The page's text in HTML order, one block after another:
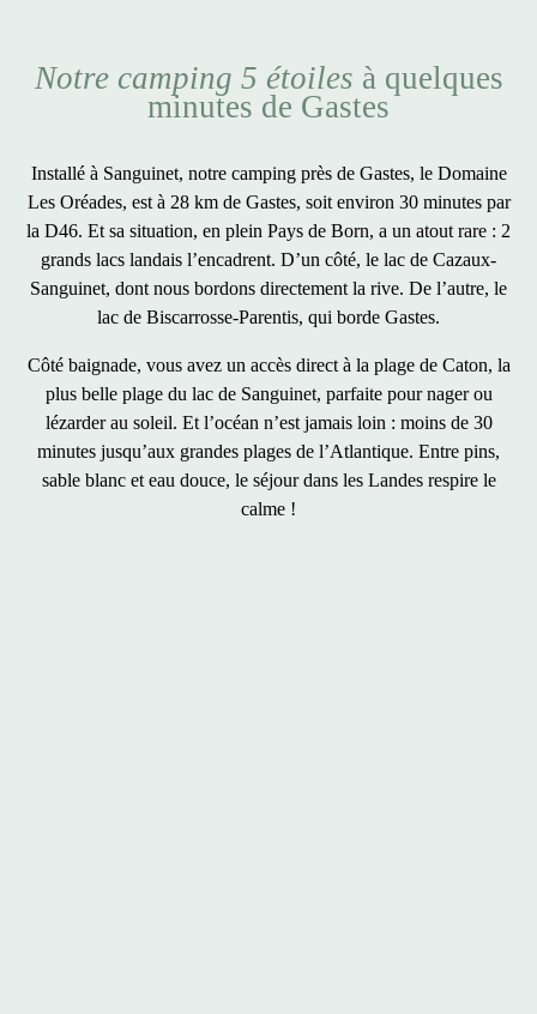
Notre camping 5 étoiles à quelques
minutes de Gastes
Installé à Sanguinet, notre camping près de Gastes, le Domaine
Les Oréades, est à 28 km de Gastes, soit environ 30 minutes par
la D46. Et sa situation, en plein Pays de Born, a un atout rare : 2
grands lacs landais l’encadrent. D’un côté, le lac de Cazaux-
Sanguinet, dont nous bordons directement la rive. De l’autre, le
lac de Biscarrosse-Parentis, qui borde Gastes.
Côté baignade, vous avez un accès direct à la plage de Caton, la
plus belle plage du lac de Sanguinet, parfaite pour nager ou
lézarder au soleil. Et l’océan n’est jamais loin : moins de 30
minutes jusqu’aux grandes plages de l’Atlantique. Entre pins,
sable blanc et eau douce, le séjour dans les Landes respire le
calme !